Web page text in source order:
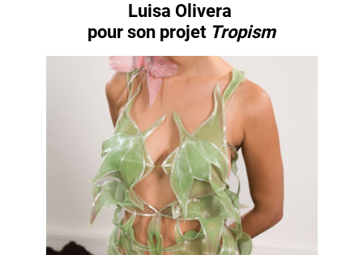
Luisa Olivera
pour son projet Tropism